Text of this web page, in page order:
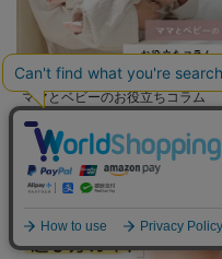
ママとベビーのお役立ちコラム